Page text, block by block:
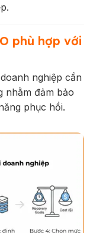
phù hợp với
nghiệp cần
nhằm đảm bảo
phục hồi.